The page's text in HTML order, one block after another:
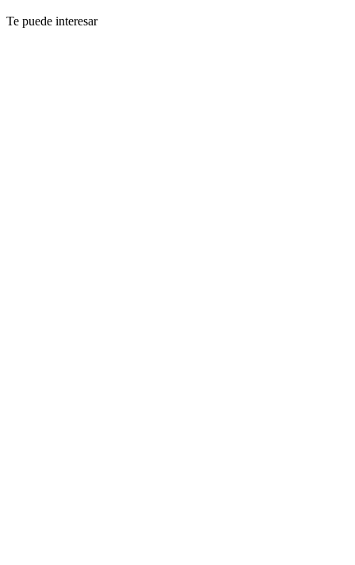
Te puede interesar